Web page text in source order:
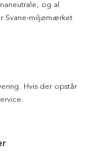
og al
Svane-miljømærket
Hvis der opstår